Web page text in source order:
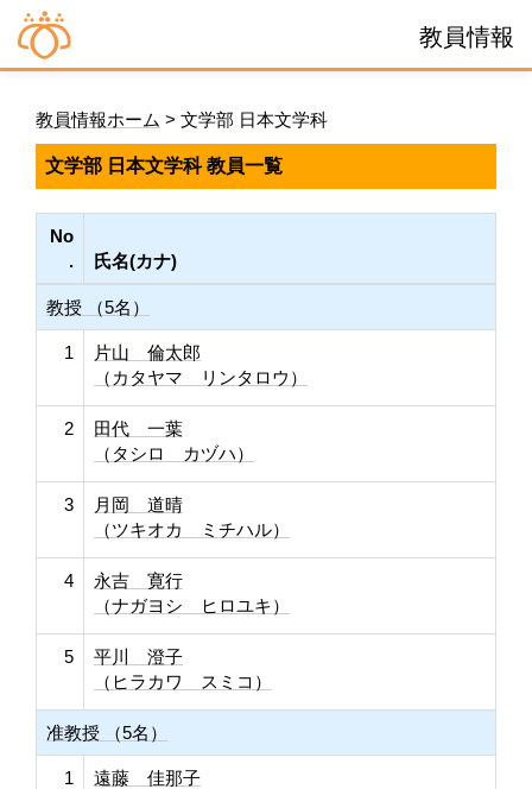
教員情報
教員情報ホーム > 文学部 日本文学科
文学部 日本文学科 教員一覧
No
.
氏名(カナ)
教授 （5名）
1
片山 倫太郎
（カタヤマ リンタロウ）
2
田代 一葉
（タシロ カヅハ）
3
月岡 道晴
（ツキオカ ミチハル）
4
永吉 寛行
（ナガヨシ ヒロユキ）
5
平川 澄子
（ヒラカワ スミコ）
准教授 （5名）
1
遠藤 佳那子